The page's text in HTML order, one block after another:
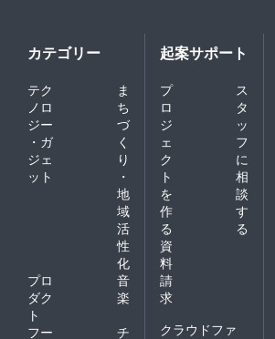
カテゴリー
テク
ノロ
ジー
・ガ
ジェ
ット
ま
ち
づ
く
り
・
地
域
活
性
化
プロ
ダク
ト
音
楽
フー
チ
起案サポート
プ
ロ
ジ
ェ
ク
ト
を
作
る
ス
タ
ッ
フ
に
相
談
す
る
資
料
請
求
クラウドファ